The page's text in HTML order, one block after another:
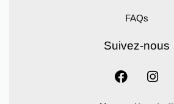
FAQs
Suivez-nous